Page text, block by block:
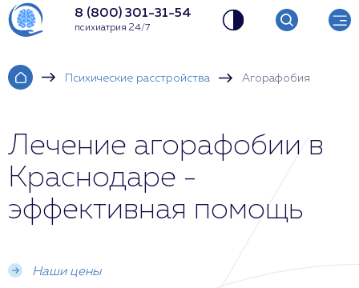
8 (800) 301-31-54
психиатрия 24/7
Психические расстройства Агорафобия
Лечение агорафобии в
Краснодаре -
эффективная помощь
Наши цены